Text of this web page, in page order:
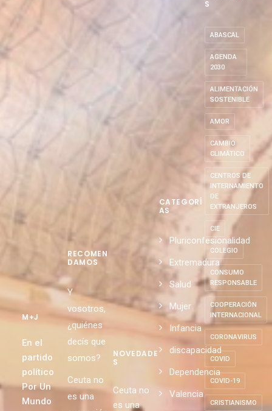
M+J
En el
partido
político
Por Un
Mundo
RECOMEN
DAMOS
Y
vosotros,
¿quiénes
decís que
somos?
Ceuta no
es una
NOVEDADE
S
Ceuta no
es una
CATEGORÍ
AS
Pluriconfesionalidad
Extremadura
Salud
Mujer
Infancia
discapacidad
Dependencia
Valencia
S
ABASCAL
AGENDA
2030
ALIMENTACIÓN
SOSTENIBLE
AMOR
CAMBIO
CLIMÁTICO
CENTROS DE
INTERNAMIENTO
DE
EXTRANJEROS
CIE
COLEGIO
CONSUMO
RESPONSABLE
COOPERACIÓN
INTERNACIONAL
CORONAVIRUS
COVID
COVID-19
CRISTIANISMO